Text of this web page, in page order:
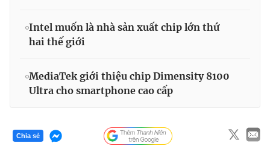
Intel muốn là nhà sản xuất chip lớn thứ
hai thế giới
MediaTek giới thiệu chip Dimensity 8100
Ultra cho smartphone cao cấp
Chia sẻ